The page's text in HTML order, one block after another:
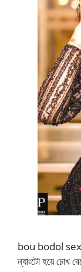
bou bodol sex
ন্যাংটো হয়ে চোখ